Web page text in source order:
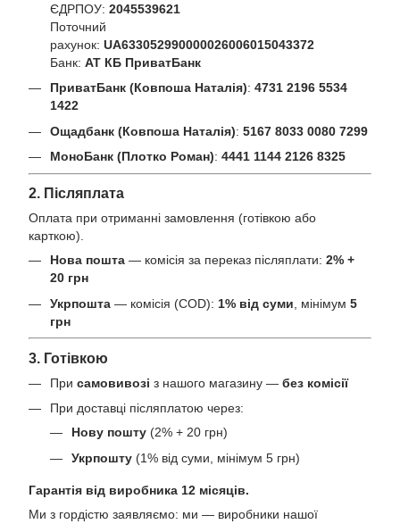
ЄДРПОУ: 2045539621
Поточний
рахунок: UA633052990000026006015043372
Банк: АТ КБ ПриватБанк
ПриватБанк (Ковпоша Наталія): 4731 2196 5534
1422
Ощадбанк (Ковпоша Наталія): 5167 8033 0080 7299
МоноБанк (Плотко Роман): 4441 1144 2126 8325
2. Післяплата
Оплата при отриманні замовлення (готівкою або
карткою).
Нова пошта — комісія за переказ післяплати: 2% +
20 грн
Укрпошта — комісія (COD): 1% від суми , мінімум 5
грн
3. Готівкою
При самовивозі з нашого магазину — без комісії
При доставці післяплатою через:
Нову пошту (2% + 20 грн)
Укрпошту (1% від суми, мінімум 5 грн)
Гарантія від виробника 12 місяців.
Ми з гордістю заявляємо: ми — виробники нашої